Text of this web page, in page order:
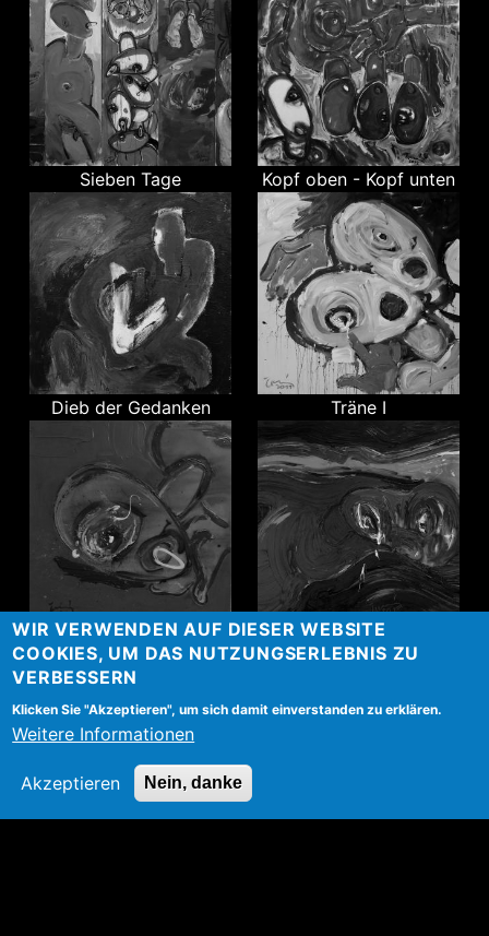
Sieben Tage Kopf oben - Kopf unten
Dieb der Gedanken Träne I
Alzheimer Schwimmer
more
WIR VERWENDEN AUF DIESER WEBSITE
COOKIES, UM DAS NUTZUNGSERLEBNIS ZU
VERBESSERN
Klicken Sie "Akzeptieren", um sich damit einverstanden zu erklären.
Weitere Informationen
Akzeptieren Nein, danke